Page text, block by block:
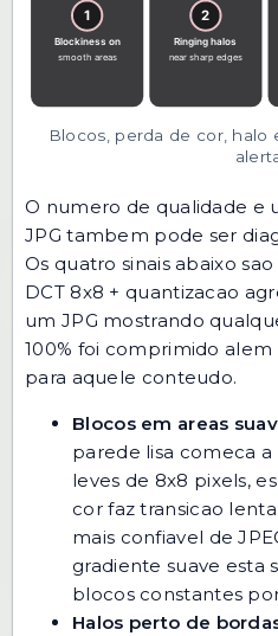
Blocos, perda de cor, halo
O numero de qualidade e
JPG tambem pode ser
Os quatro sinais abaixo
DCT 8x8 + quantizacao
um JPG mostrando
100% foi comprimido
para aquele conteudo.
Blocos em areas
parede lisa comeca
leves de 8x8 pixels,
cor faz transicao
mais confiavel de
gradiente suave esta
blocos constantes
Halos perto de